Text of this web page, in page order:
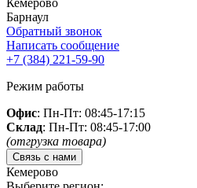
Кемерово
Барнаул
Обратный звонок
Написать сообщение
+7 (384) 221-59-90
Режим работы
Офис: Пн-Пт: 08:45-17:15
Склад: Пн-Пт: 08:45-17:00
(отгрузка товара)
Связь с нами
Кемерово